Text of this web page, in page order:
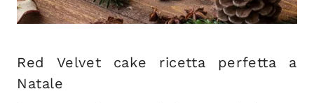
Red Velvet cake ricetta perfetta a
Natale